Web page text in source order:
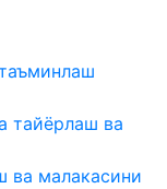
тайёрлаш ва
ва малакасини